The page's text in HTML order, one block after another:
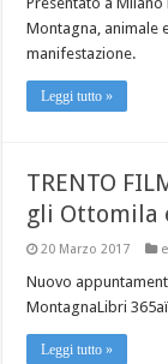
Montagna, animale
manifestazione.
Leggi tutto »
TRENTO
gli Ottomila
20 Marzo 2017
Nuovo
MontagnaLibri
Leggi tutto »